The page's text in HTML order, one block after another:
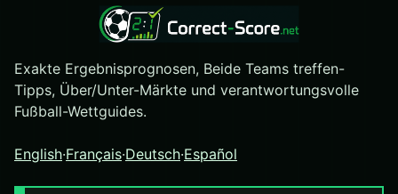
Exakte Ergebnisprognosen, Beide Teams treffen-
Tipps, Über/Unter-Märkte und verantwortungsvolle
Fußball-Wettguides.
English·Français·Deutsch·Español